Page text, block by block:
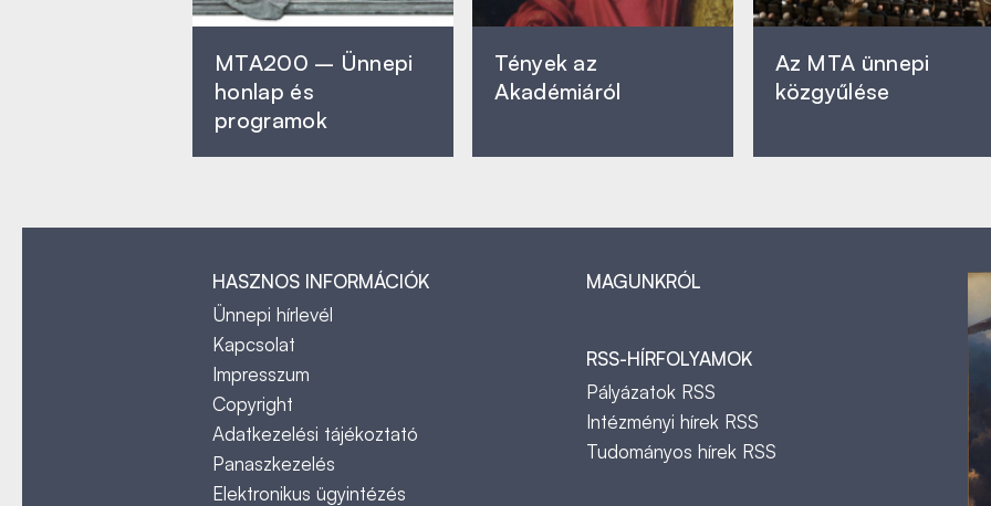
MTA200 – Ünnepi
honlap és
programok
Tények az
Akadémiáról
Az MTA ünnepi
közgyűlése
HASZNOS INFORMÁCIÓK
Ünnepi hírlevél
Kapcsolat
Impresszum
Copyright
Adatkezelési tájékoztató
Panaszkezelés
Elektronikus ügyintézés
MAGUNKRÓL
RSS-HÍRFOLYAMOK
Pályázatok RSS
Intézményi hírek RSS
Tudományos hírek RSS